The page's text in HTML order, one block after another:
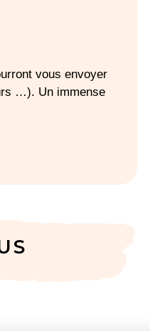
vous envoyer
…). Un immense
prévoir un siège-
à la route